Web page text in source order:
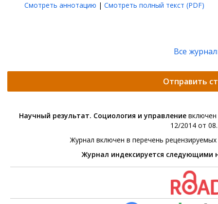
Смотреть аннотацию | Смотреть полный текст (PDF)
Все
Отправить
Научный результат. Социология и управление
12/2014 от
Журнал включен в перечень
Журнал индексируется